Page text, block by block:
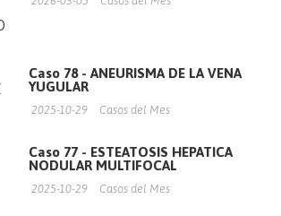
Caso 78 - ANEURISMA DE LA VENA
YUGULAR
2025-10-29 Casos del Mes
Caso 77 - ESTEATOSIS HEPATICA
NODULAR MULTIFOCAL
2025-10-29 Casos del Mes